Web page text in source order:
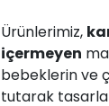
Ürünlerimiz,
içermeyen
bebeklerin ve
tutarak